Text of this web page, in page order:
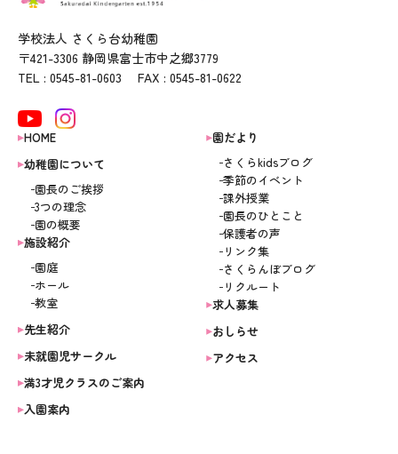
学校法人 さくら台幼稚園
〒421-3306 静岡県富士市中之郷3779
TEL : 0545-81-0603 FAX : 0545-81-0622
HOME
幼稚園について
園長のご挨拶
3つの理念
園の概要
施設紹介
園庭
ホール
教室
先生紹介
未就園児サークル
満3才児クラスのご案内
入園案内
園だより
さくらkidsブログ
季節のイベント
課外授業
園長のひとこと
保護者の声
リンク集
さくらんぼブログ
リクルート
求人募集
おしらせ
アクセス